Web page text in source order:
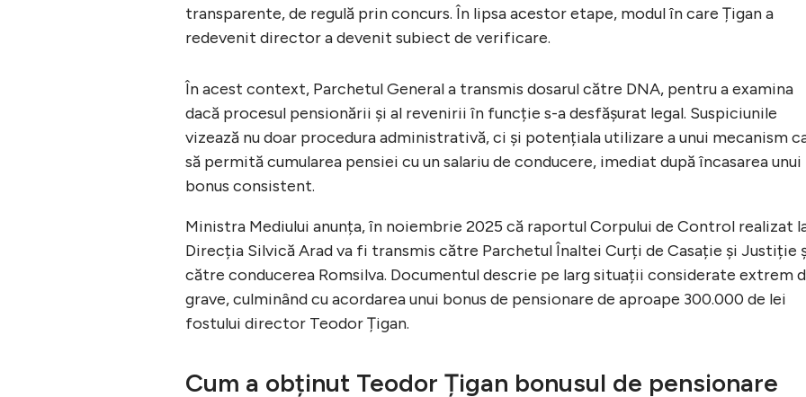
transparente, de regulă prin concurs. În lipsa acestor etape, modul în care Țigan a
redevenit director a devenit subiect de verificare.
În acest context, Parchetul General a transmis dosarul către DNA, pentru a examina
dacă procesul pensionării și al revenirii în funcție s-a desfășurat legal. Suspiciunile
vizează nu doar procedura administrativă, ci și potențiala utilizare a unui mecanism
să permită cumularea pensiei cu un salariu de conducere, imediat după încasarea unui
bonus consistent.
Ministra Mediului anunța, în noiembrie 2025 că raportul Corpului de Control realizat
Direcția Silvică Arad va fi transmis către Parchetul Înaltei Curți de Casație și Justiție
către conducerea Romsilva. Documentul descrie pe larg situații considerate extrem
grave, culminând cu acordarea unui bonus de pensionare de aproape 300.000 de lei
fostului director Teodor Țigan.
Cum a obținut Teodor Țigan bonusul de pensionare